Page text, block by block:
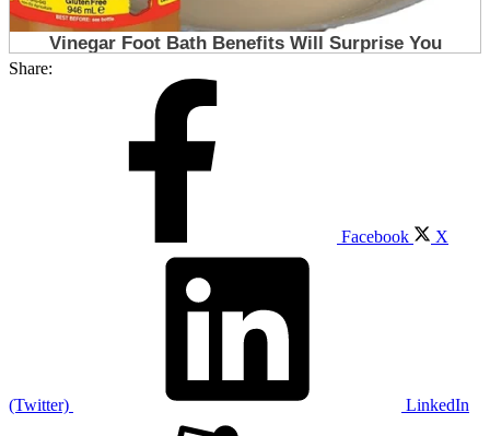
Share:
Facebook X
(Twitter) LinkedIn